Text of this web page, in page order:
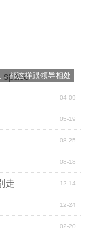
space
都这样跟领导相处
04-09
05-19
08-25
08-18
12-14
走
12-24
02-20